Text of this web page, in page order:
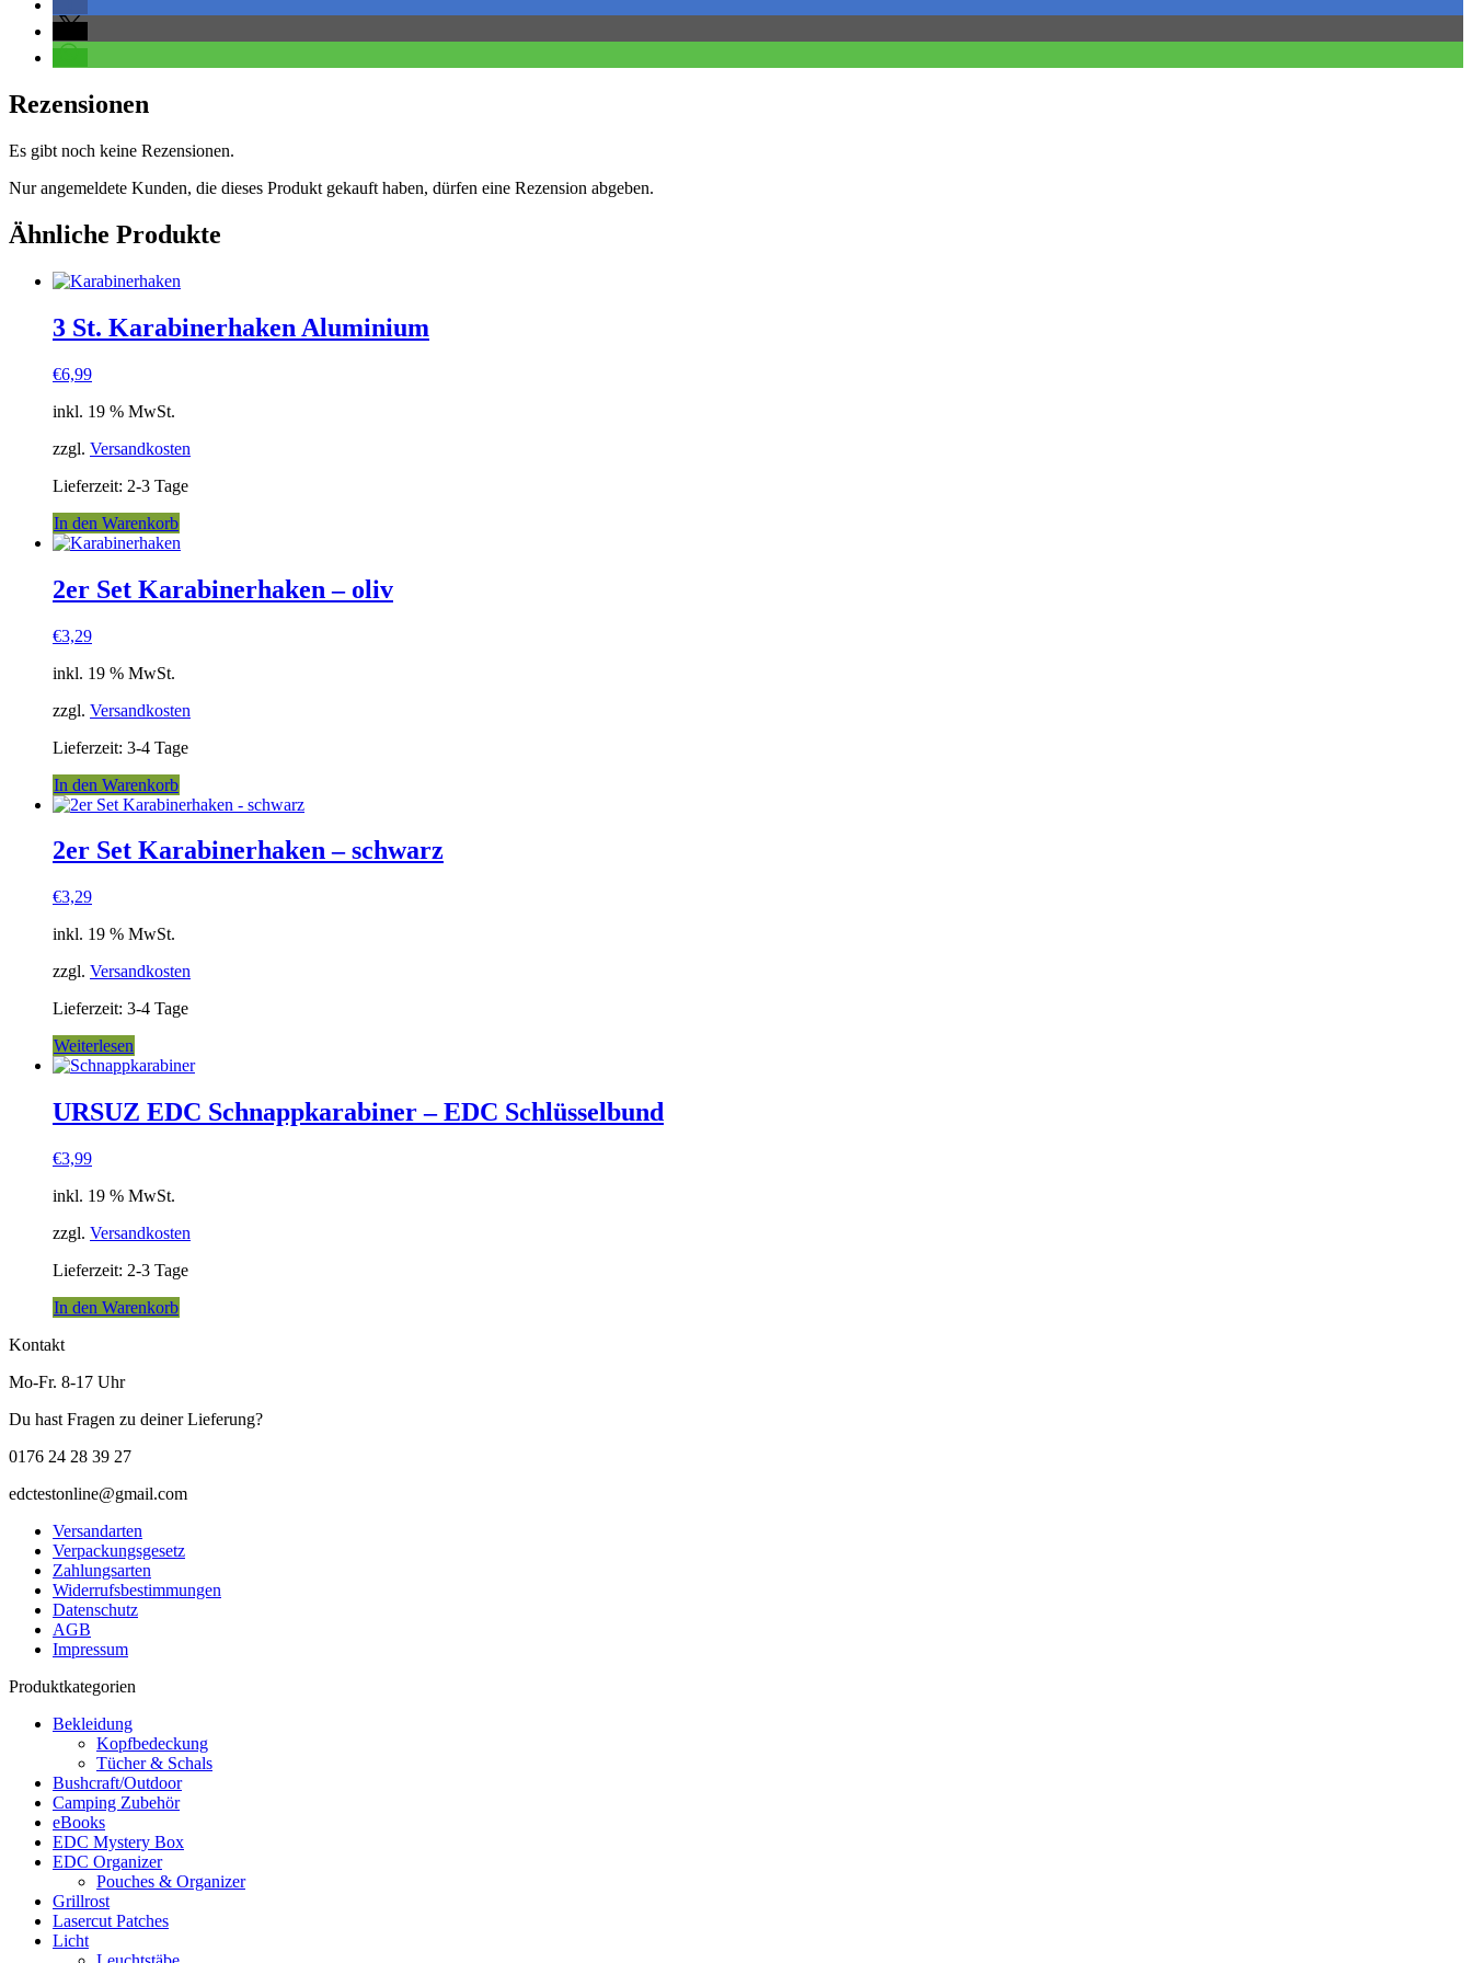
Rezensionen
Es gibt noch keine Rezensionen.
Nur angemeldete Kunden, die dieses Produkt gekauft haben, dürfen eine Rezension abgeben.
Ähnliche Produkte
3 St. Karabinerhaken Aluminium
€6,99
inkl. 19 % MwSt.
zzgl. Versandkosten
Lieferzeit: 2-3 Tage
In den Warenkorb
2er Set Karabinerhaken – oliv
€3,29
inkl. 19 % MwSt.
zzgl. Versandkosten
Lieferzeit: 3-4 Tage
In den Warenkorb
2er Set Karabinerhaken – schwarz
€3,29
inkl. 19 % MwSt.
zzgl. Versandkosten
Lieferzeit: 3-4 Tage
Weiterlesen
URSUZ EDC Schnappkarabiner – EDC Schlüsselbund
€3,99
inkl. 19 % MwSt.
zzgl. Versandkosten
Lieferzeit: 2-3 Tage
In den Warenkorb
Kontakt
Mo-Fr. 8-17 Uhr
Du hast Fragen zu deiner Lieferung?
0176 24 28 39 27
edctestonline@gmail.com
Versandarten
Verpackungsgesetz
Zahlungsarten
Widerrufsbestimmungen
Datenschutz
AGB
Impressum
Produktkategorien
Bekleidung
Kopfbedeckung
Tücher & Schals
Bushcraft/Outdoor
Camping Zubehör
eBooks
EDC Mystery Box
EDC Organizer
Pouches & Organizer
Grillrost
Lasercut Patches
Licht